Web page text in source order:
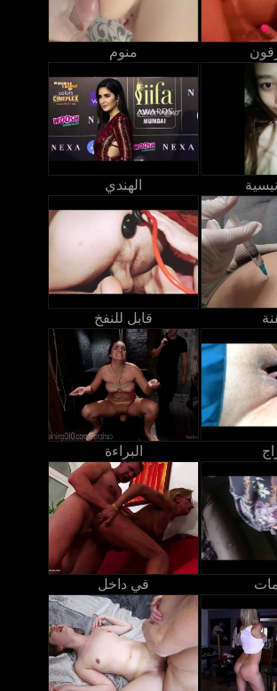
منوم
الهندي
قابل للنفخ
البراءة
في داخل